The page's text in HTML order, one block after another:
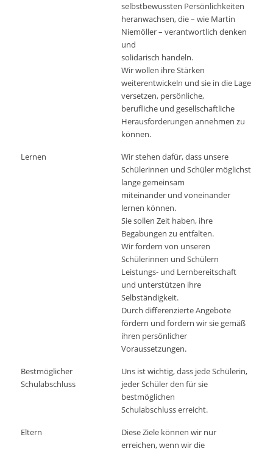
selbstbewussten Persönlichkeiten
heranwachsen, die – wie Martin
Niemöller – verantwortlich denken
und
solidarisch handeln.
Wir wollen ihre Stärken
weiterentwickeln und sie in die Lage
versetzen, persönliche,
berufliche und gesellschaftliche
Herausforderungen annehmen zu
können.
Lernen
Wir stehen dafür, dass unsere
Schülerinnen und Schüler möglichst
lange gemeinsam
miteinander und voneinander
lernen können.
Sie sollen Zeit haben, ihre
Begabungen zu entfalten.
Wir fordern von unseren
Schülerinnen und Schülern
Leistungs- und Lernbereitschaft
und unterstützen ihre
Selbständigkeit.
Durch differenzierte Angebote
fördern und fordern wir sie gemäß
ihren persönlicher
Voraussetzungen.
Bestmöglicher
Schulabschluss
Uns ist wichtig, dass jede Schülerin,
jeder Schüler den für sie
bestmöglichen
Schulabschluss erreicht.
Eltern
Diese Ziele können wir nur
erreichen, wenn wir die